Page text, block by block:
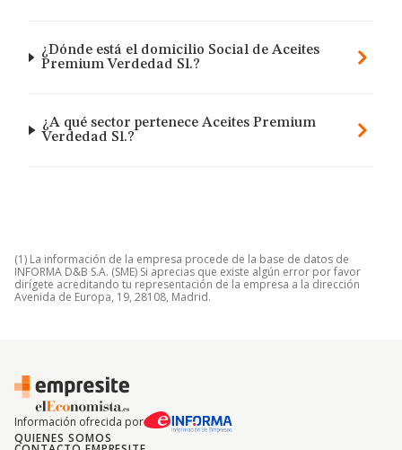
¿Dónde está el domicilio Social de Aceites
Premium Verdedad Sl.?
¿A qué sector pertenece Aceites Premium
Verdedad Sl.?
(1) La información de la empresa procede de la base de datos de
INFORMA D&B S.A. (SME) Si aprecias que existe algún error por favor
dirígete acreditando tu representación de la empresa a la dirección
Avenida de Europa, 19, 28108, Madrid.
Información ofrecida por
QUIENES SOMOS